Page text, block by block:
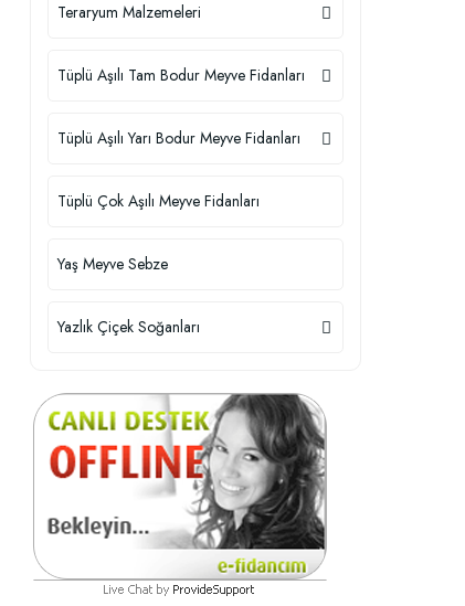
Teraryum Malzemeleri
Tüplü Aşılı Tam Bodur Meyve Fidanları
Tüplü Aşılı Yarı Bodur Meyve Fidanları
Tüplü Çok Aşılı Meyve Fidanları
Yaş Meyve Sebze
Yazlık Çiçek Soğanları